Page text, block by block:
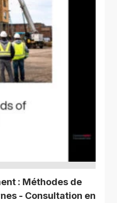
: Méthodes de
- Consultation en